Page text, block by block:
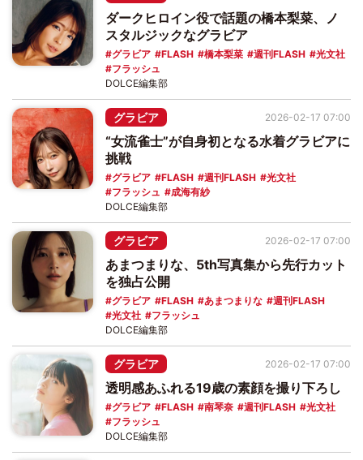
ダークヒロイン役で話題の橋本梨菜、ノ
スタルジックなグラビア
グラビア FLASH 橋本梨菜 週刊FLASH
光文社
フラッシュ
DOLCE編集部
グラビア
“女流雀士”が自身初となる水着グラビアに
挑戦
グラビア FLASH 週刊FLASH
光文社
フラッシュ
成海有紗
2026-02-17 07:00
DOLCE編集部
グラビア
あまつまりな、5th写真集から先行カット
を独占公開
グラビア FLASH あまつまりな
週刊FLASH
光文社
フラッシュ
2026-02-17 07:00
DOLCE編集部
グラビア
透明感あふれる19歳の素顔を撮り下ろし
グラビア FLASH 南琴奈 週刊FLASH
光文社
フラッシュ
2026-02-17 07:00
DOLCE編集部